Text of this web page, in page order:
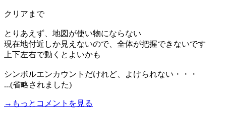
クリアまで
とりあえず、地図が使い物にならない
現在地付近しか見えないので、全体が把握できないです
上下左右で動くとよいかも
シンボルエンカウントだけれど、よけられない・・・
...(省略されました)
→もっとコメントを見る